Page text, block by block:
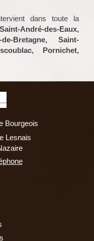
dans toute la
André-des-Eaux,
Bretagne, Saint-
Pornichet,
Bourgeois
Lesnais